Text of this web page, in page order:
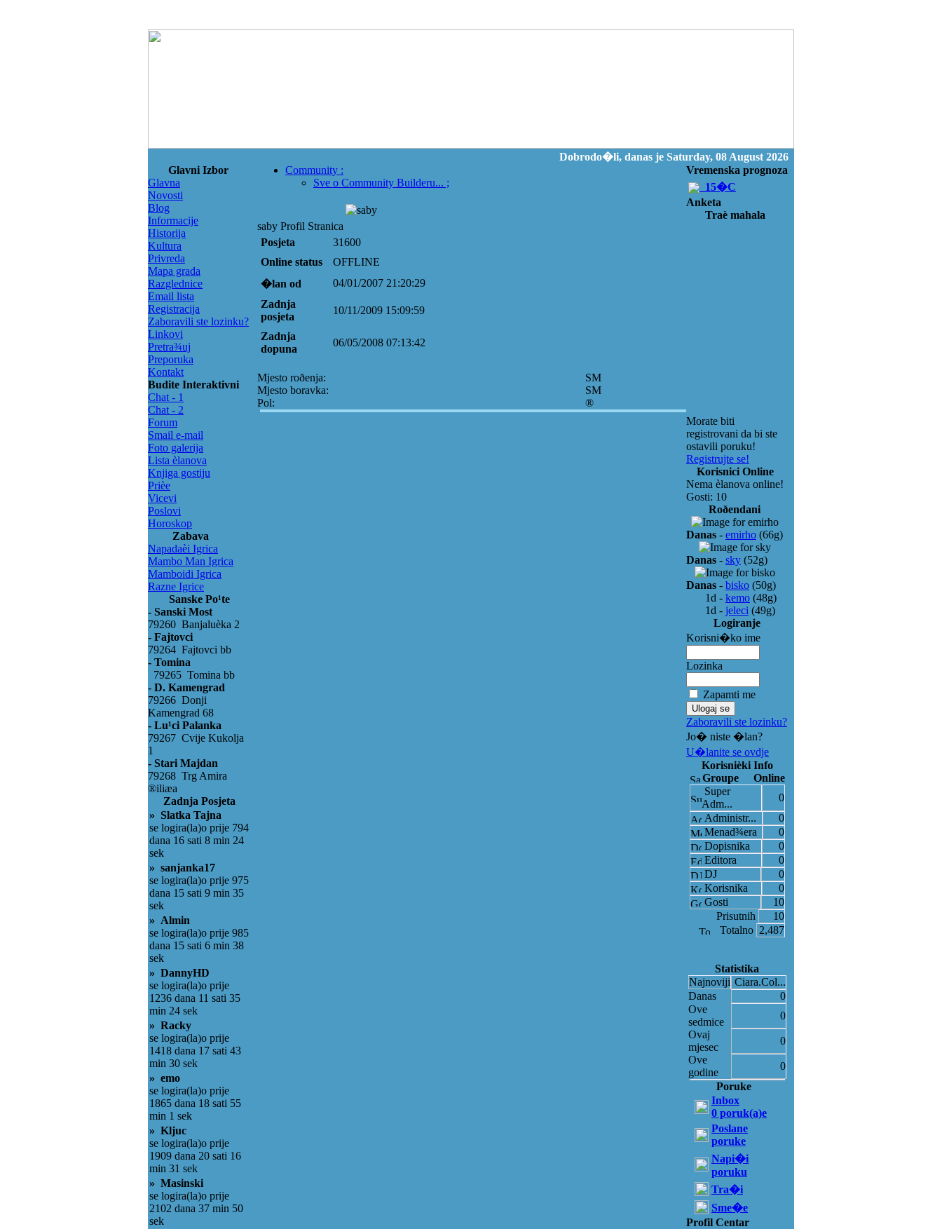
Dobrodo�li, danas je Saturday, 08 August 2026
Glavni Izbor
Glavna
Novosti
Blog
Informacije
Historija
Kultura
Privreda
Mapa grada
Razglednice
Email lista
Registracija
Zaboravili ste lozinku?
Linkovi
Pretra¾uj
Preporuka
Kontakt
Budite Interaktivni
Chat - 1
Chat - 2
Forum
Smail e-mail
Foto galerija
Lista èlanova
Knjiga gostiju
Prièe
Vicevi
Poslovi
Horoskop
Zabava
Napadaèi Igrica
Mambo Man Igrica
Mamboidi Igrica
Razne Igrice
Sanske Po¹te
- Sanski Most
79260 Banjaluèka 2
- Fajtovci
79264 Fajtovci bb
- Tomina
79265 Tomina bb
- D. Kamengrad
79266 Donji
Kamengrad 68
- Lu¹ci Palanka
79267 Cvije Kukolja
1
- Stari Majdan
79268 Trg Amira
®iliæa
Zadnja Posjeta
» Slatka Tajna
se logira(la)o prije 794
dana 16 sati 8 min 24
sek
» sanjanka17
se logira(la)o prije 975
dana 15 sati 9 min 35
sek
» Almin
se logira(la)o prije 985
dana 15 sati 6 min 38
sek
» DannyHD
se logira(la)o prije
1236 dana 11 sati 35
min 24 sek
» Racky
se logira(la)o prije
1418 dana 17 sati 43
min 30 sek
» emo
se logira(la)o prije
1865 dana 18 sati 55
min 1 sek
» Kljuc
se logira(la)o prije
1909 dana 20 sati 16
min 31 sek
» Masinski
se logira(la)o prije
2102 dana 37 min 50
sek
Community :
Sve o Community Builderu... ;
saby Profil Stranica
Posjeta
31600
Online status
OFFLINE
�lan od
04/01/2007 21:20:29
Zadnja
posjeta
10/11/2009 15:09:59
Zadnja
dopuna
06/05/2008 07:13:42
Mjesto roðenja:
SM
Mjesto boravka:
SM
Pol:
®
Vremenska prognoza
15�C
Anketa
Traè mahala
Morate biti
registrovani da bi ste
ostavili poruku!
Registrujte se!
Korisnici Online
Nema èlanova online!
Gosti: 10
Roðendani
Danas - emirho (66g)
Danas - sky (52g)
Danas - bisko (50g)
1d - kemo (48g)
1d - jeleci (49g)
Logiranje
Korisni�ko ime
Lozinka
Zapamti me
Zaboravili ste lozinku?
Jo� niste �lan?
U�lanite se ovdje
Korisnièki Info
Groupe
Online
Super
Adm...
0
Administr...
0
Menad¾era
0
Dopisnika
0
Editora
0
DJ
0
Korisnika
0
Gosti
10
Prisutnih
10
Totalno 2,487
Statistika
Najnoviji Ciara.Col...
Danas
0
Ove
sedmice
0
Ovaj
mjesec
0
Ove
godine
0
Poruke
Inbox
0 poruk(a)e
Poslane
poruke
Napi�i
poruku
Tra�i
Sme�e
Profil Centar